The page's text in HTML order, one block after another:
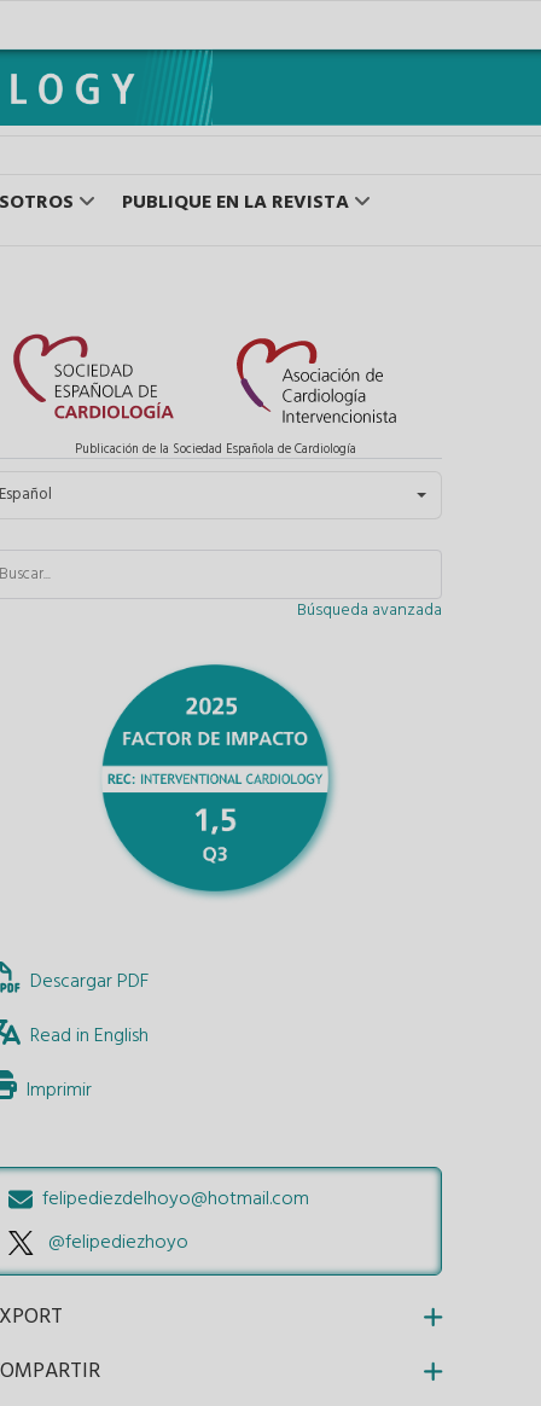
PUBLIQUE EN LA REVISTA
Publicación de la Sociedad Española de Cardiología
Seleccione su idioma
Español
Búsqueda avanzada
Descargar PDF
Read in English
Imprimir
felipediezdelhoyo@hotmail.com
@felipediezhoyo